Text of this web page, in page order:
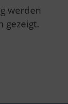
werden
gezeigt.